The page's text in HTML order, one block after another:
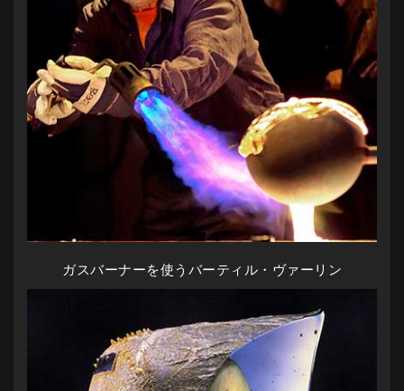
ガスバーナーを使うバーティル・ヴァーリン